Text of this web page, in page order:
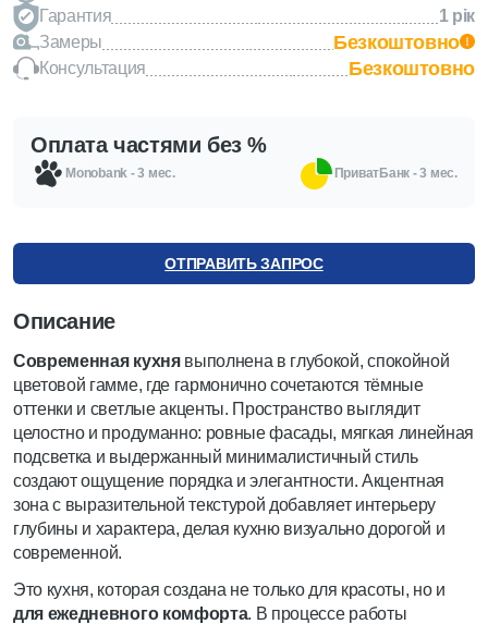
Гарантия
1 рік
Замеры
Безкоштовно
Консультация Безкоштовно
Оплата частями без %
Monobank - 3 мес. ПриватБанк - 3 мес.
ОТПРАВИТЬ ЗАПРОС
Описание
Современная кухнявыполнена в глубокой, спокойной
цветовой гамме, где гармонично сочетаются тёмные
оттенки и светлые акценты. Пространство выглядит
целостно и продуманно: ровные фасады, мягкая линейная
подсветка и выдержанный минималистичный стиль
создают ощущение порядка и элегантности. Акцентная
зона с выразительной текстурой добавляет интерьеру
глубины и характера, делая кухню визуально дорогой и
современной.
Это кухня, которая создана не только для красоты, но и
для ежедневного комфорта. В процессе работы